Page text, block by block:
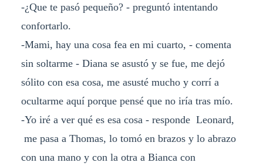
-¿Que te pasó pequeño? - preguntó intentando
confortarlo.
-Mami, hay una cosa fea en mi cuarto, - comenta
sin soltarme - Diana se asustó y se fue, me dejó
sólito con esa cosa, me asusté mucho y corrí a
ocultarme aquí porque pensé que no iría tras mío.
-Yo iré a ver qué es esa cosa - responde Leonard,
me pasa a Thomas, lo tomó en brazos y lo abrazo
con una mano y con la otra a Bianca con